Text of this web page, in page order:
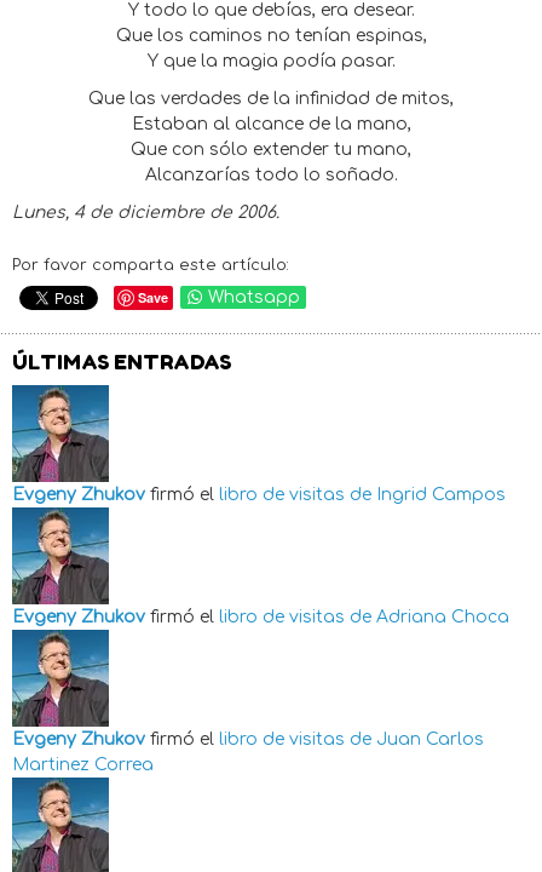
Y todo lo que debías, era desear.
Que los caminos no tenían espinas,
Y que la magia podía pasar.
Que las verdades de la infinidad de mitos,
Estaban al alcance de la mano,
Que con sólo extender tu mano,
Alcanzarías todo lo soñado.
Lunes, 4 de diciembre de 2006.
Por favor comparta este artículo:
Save Whatsapp
ÚLTIMAS ENTRADAS
Evgeny Zhukov firmó el libro de visitas de Ingrid Campos
Evgeny Zhukov firmó el libro de visitas de Adriana Choca
Evgeny Zhukov firmó el libro de visitas de Juan Carlos
Martinez Correa